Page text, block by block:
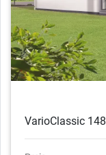
VarioClassic 148